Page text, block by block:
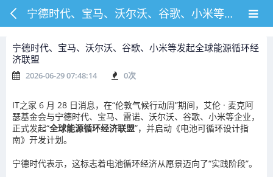
宁德时代、宝马、沃尔沃、谷歌、小米等发起全球能源循环经济联盟
宁德时代、宝马、沃尔沃、谷歌、小米等发起全球能源循环经
济联盟
2026-06-29 07:48:14 0次
IT之家 6 月 28 日消息，在“伦敦气候行动周”期间，艾伦 · 麦克阿
瑟基金会与宁德时代、宝马、雷诺、沃尔沃、谷歌、小米等企业，
正式发起“全球能源循环经济联盟”，并启动《电池可循环设计指
南》开发计划。
宁德时代表示，这标志着电池循环经济从愿景迈向了“实践阶段”。